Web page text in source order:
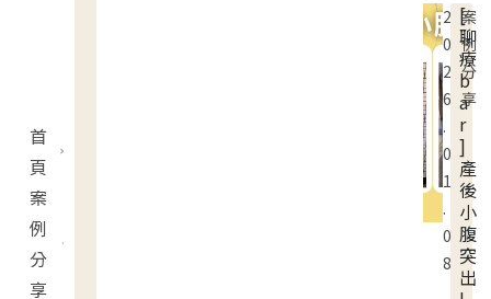
首
頁
案
例
分
享
2
0
2
6
.
0
1
.
0
8
案
例
分
享
[
聊
療
b
a
r
]
產
後
小
腹
突
出